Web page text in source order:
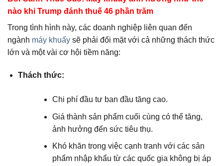
nào khi Trump đánh thuế 46 phần trăm
Trong tình hình này, các doanh nghiệp liên quan đến
ngành máy khuấy sẽ phải đối mặt với cả những thách thức
lớn và một vài cơ hội tiềm năng:
Thách thức:
Chi phí đầu tư ban đầu tăng cao.
Giá thành sản phẩm cuối cùng có thể tăng,
ảnh hưởng đến sức tiêu thụ.
Khó khăn trong việc cạnh tranh với các sản
phẩm nhập khẩu từ các quốc gia không bị áp